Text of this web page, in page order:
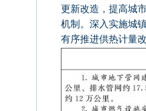
更新改造，提高城
机制。深入实施城
有序推进供热计量